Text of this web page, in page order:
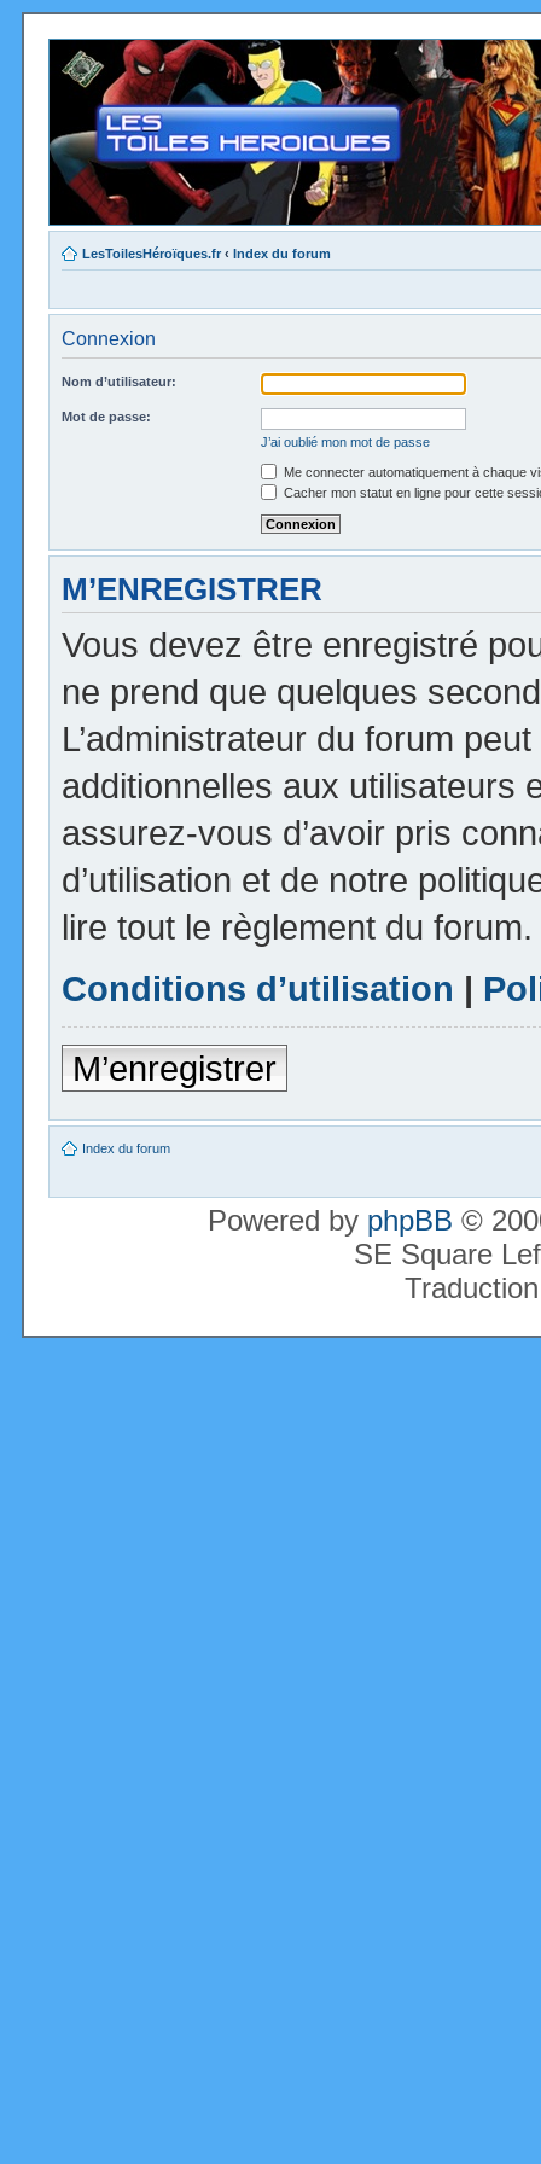
LesToilesHéroïques.fr ‹ Index du forum
Connexion
Nom d’utilisateur:
Mot de passe:
J’ai oublié mon mot de passe
Me connecter automatiquement à chaque
Cacher mon statut en ligne pour cette
M’ENREGISTRER
Vous devez être enregistré
ne prend que quelques
L’administrateur du forum
additionnelles aux utilisateurs
assurez-vous d’avoir pris
d’utilisation et de notre
lire tout le règlement du forum.
Conditions d’utilisation |
M’enregistrer
Index du forum
Powered by phpBB ©
SE Square